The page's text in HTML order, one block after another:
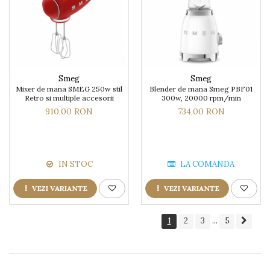
Smeg
Mixer de mana SMEG 250w stil
Retro si multiple accesorii
910,00 RON
IN STOC
VEZI VARIANTE
Smeg
Blender de mana Smeg PBF01
300w, 20000 rpm/min
734,00 RON
LA COMANDA
VEZI VARIANTE
1 2 3 ... 5